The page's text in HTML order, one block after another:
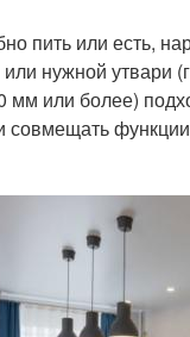
пить или есть,
нужной утвари
или более)